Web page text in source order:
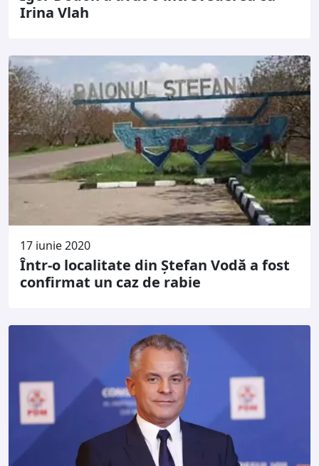
Irina Vlah
17 iunie 2020
Într-o localitate din Ștefan Vodă a fost
confirmat un caz de rabie